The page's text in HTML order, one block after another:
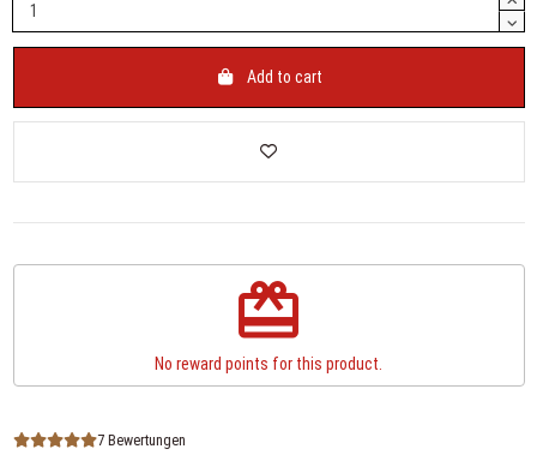
Add to cart
redeem
No reward points for this product.
7 Bewertungen